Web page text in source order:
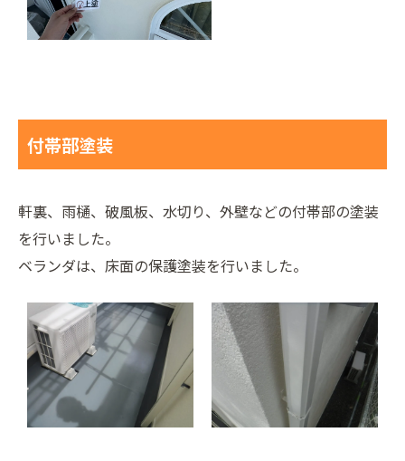
付帯部塗装
軒裏、雨樋、破風板、水切り、外壁などの付帯部の塗装
を行いました。
ベランダは、床面の保護塗装を行いました。